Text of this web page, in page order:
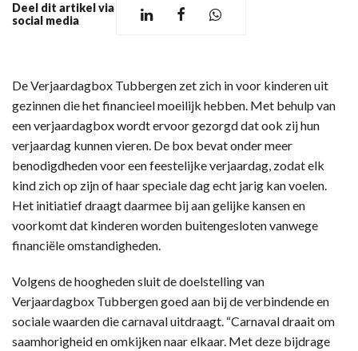
Deel dit artikel via
social media
De Verjaardagbox Tubbergen zet zich in voor kinderen uit
gezinnen die het financieel moeilijk hebben. Met behulp van
een verjaardagbox wordt ervoor gezorgd dat ook zij hun
verjaardag kunnen vieren. De box bevat onder meer
benodigdheden voor een feestelijke verjaardag, zodat elk
kind zich op zijn of haar speciale dag echt jarig kan voelen.
Het initiatief draagt daarmee bij aan gelijke kansen en
voorkomt dat kinderen worden buitengesloten vanwege
financiële omstandigheden.
Volgens de hoogheden sluit de doelstelling van
Verjaardagbox Tubbergen goed aan bij de verbindende en
sociale waarden die carnaval uitdraagt. “Carnaval draait om
saamhorigheid en omkijken naar elkaar. Met deze bijdrage